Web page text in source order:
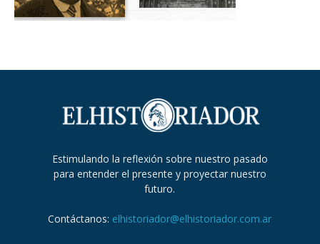
Estimulando la reflexión sobre nuestro pasado
para entender el presente y proyectar nuestro
futuro.
Contáctanos: elhistoriador@elhistoriador.com.ar